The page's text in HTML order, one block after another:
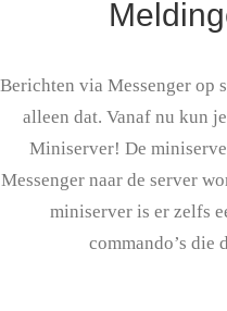
Berichten via Messenger op
alleen dat. Vanaf nu kun
Miniserver! De
Messenger naar de server
miniserver is er zelfs
commando’s die